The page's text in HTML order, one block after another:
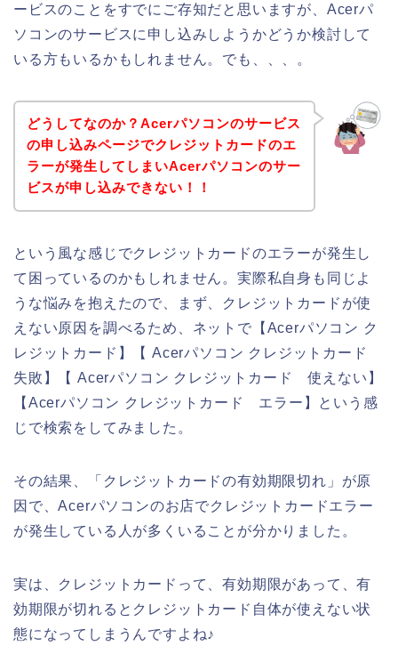
ービスのことをすでにご存知だと思いますが、Acerパ
ソコンのサービスに申し込みしようかどうか検討して
いる方もいるかもしれません。でも、、、。
どうしてなのか？Acerパソコンのサービス
の申し込みページでクレジットカードのエ
ラーが発生してしまいAcerパソコンのサー
ビスが申し込みできない！！
という風な感じでクレジットカードのエラーが発生し
て困っているのかもしれません。実際私自身も同じよ
うな悩みを抱えたので、まず、クレジットカードが使
えない原因を調べるため、ネットで【Acerパソコン ク
レジットカード】【 Acerパソコン クレジットカード
失敗】【 Acerパソコン クレジットカード 使えない】
【Acerパソコン クレジットカード エラー】という感
じで検索をしてみました。
その結果、「クレジットカードの有効期限切れ」が原
因で、Acerパソコンのお店でクレジットカードエラー
が発生している人が多くいることが分かりました。
実は、クレジットカードって、有効期限があって、有
効期限が切れるとクレジットカード自体が使えない状
態になってしまうんですよね♪